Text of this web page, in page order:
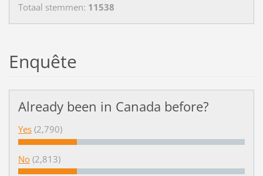
Totaal stemmen: 11538
Enquête
Already been in Canada before?
Yes (2,790)
No (2,813)